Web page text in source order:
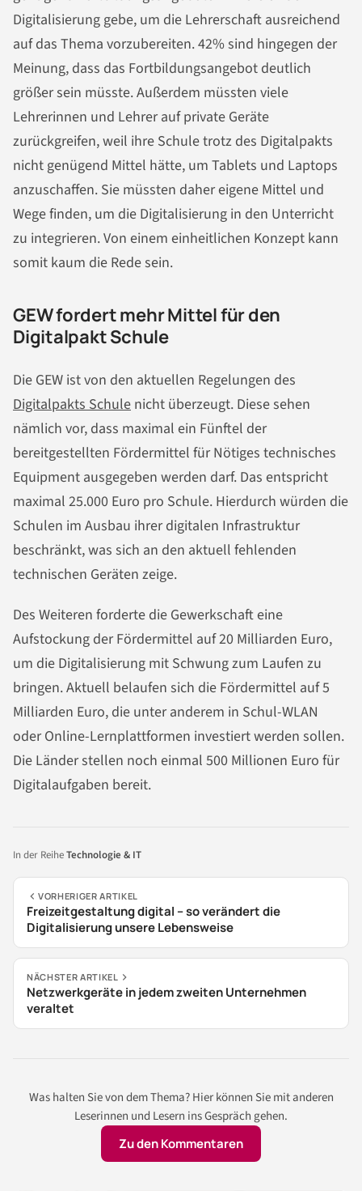
Digitalisierung gebe, um die Lehrerschaft ausreichend
auf das Thema vorzubereiten. 42% sind hingegen der
Meinung, dass das Fortbildungsangebot deutlich
größer sein müsste. Außerdem müssten viele
Lehrerinnen und Lehrer auf private Geräte
zurückgreifen, weil ihre Schule trotz des Digitalpakts
nicht genügend Mittel hätte, um Tablets und Laptops
anzuschaffen. Sie müssten daher eigene Mittel und
Wege finden, um die Digitalisierung in den Unterricht
zu integrieren. Von einem einheitlichen Konzept kann
somit kaum die Rede sein.
GEW fordert mehr Mittel für den
Digitalpakt Schule
Die GEW ist von den aktuellen Regelungen des
Digitalpakts Schule nicht überzeugt. Diese sehen
nämlich vor, dass maximal ein Fünftel der
bereitgestellten Fördermittel für Nötiges technisches
Equipment ausgegeben werden darf. Das entspricht
maximal 25.000 Euro pro Schule. Hierdurch würden die
Schulen im Ausbau ihrer digitalen Infrastruktur
beschränkt, was sich an den aktuell fehlenden
technischen Geräten zeige.
Des Weiteren forderte die Gewerkschaft eine
Aufstockung der Fördermittel auf 20 Milliarden Euro,
um die Digitalisierung mit Schwung zum Laufen zu
bringen. Aktuell belaufen sich die Fördermittel auf 5
Milliarden Euro, die unter anderem in Schul-WLAN
oder Online-Lernplattformen investiert werden sollen.
Die Länder stellen noch einmal 500 Millionen Euro für
Digitalaufgaben bereit.
In der ReiheTechnologie & IT
VORHERIGER ARTIKEL
Freizeitgestaltung digital – so verändert die
Digitalisierung unsere Lebensweise
NÄCHSTER ARTIKEL
Netzwerkgeräte in jedem zweiten Unternehmen
veraltet
Was halten Sie von dem Thema? Hier können Sie mit anderen
Leserinnen und Lesern ins Gespräch gehen.
Zu den Kommentaren